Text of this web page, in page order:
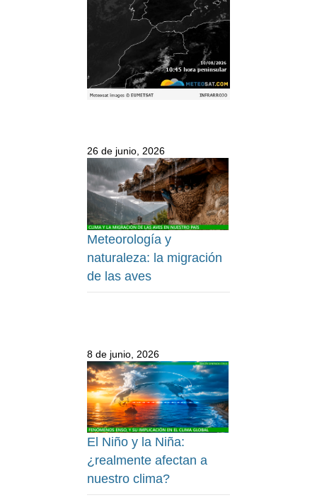
26 de junio, 2026
Meteorología y
naturaleza: la migración
de las aves
8 de junio, 2026
El Niño y la Niña:
¿realmente afectan a
nuestro clima?